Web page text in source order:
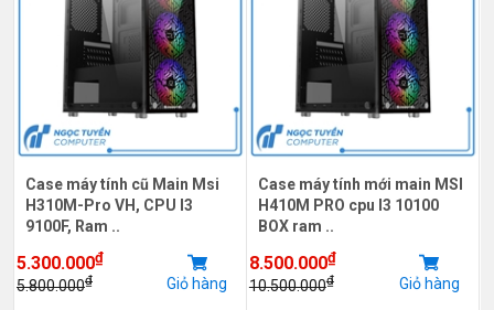
Case máy tính cũ Main Msi
H310M-Pro VH, CPU I3
9100F, Ram ..
5.300.000₫
5.800.000₫ Giỏ hàng
Case máy tính mới main MSI
H410M PRO cpu I3 10100
BOX ram ..
8.500.000₫
10.500.000₫ Giỏ hàng